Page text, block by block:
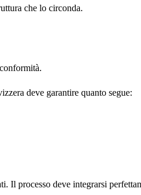
che lo circonda.
deve garantire quanto segue:
Il processo deve integrarsi